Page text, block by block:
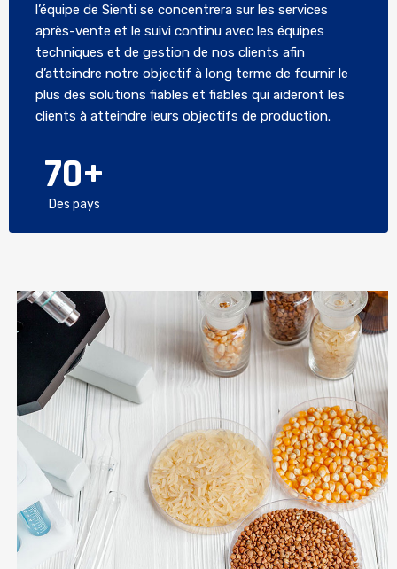
l’équipe de Sienti se concentrera sur les services
après-vente et le suivi continu avec les équipes
techniques et de gestion de nos clients afin
d’atteindre notre objectif à long terme de fournir le
plus des solutions fiables et fiables qui aideront les
clients à atteindre leurs objectifs de production.
Des pays
70+